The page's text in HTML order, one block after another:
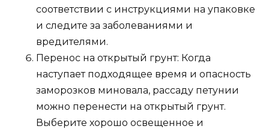
соответствии с инструкциями на упаковке
и следите за заболеваниями и
вредителями.
Перенос на открытый грунт: Когда
наступает подходящее время и опасность
заморозков миновала, рассаду петунии
можно перенести на открытый грунт.
Выберите хорошо освещенное и